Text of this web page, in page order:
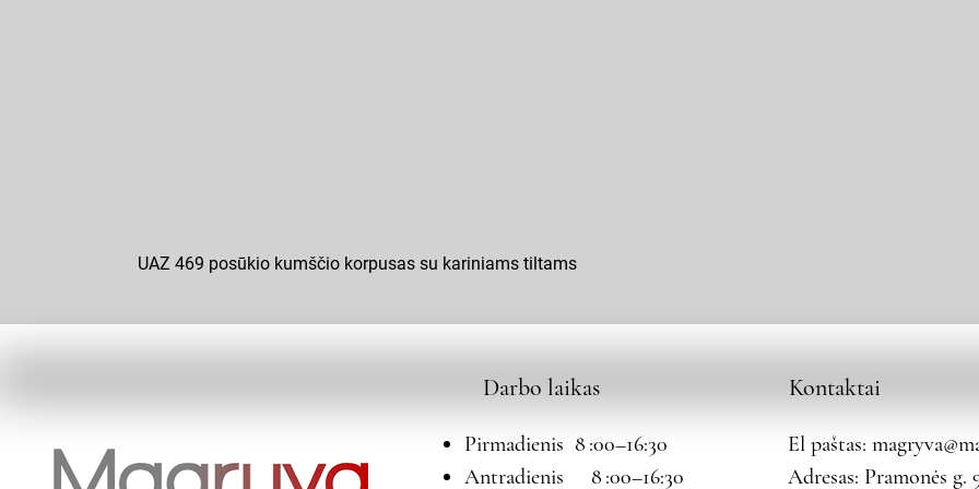
UAZ 469 posūkio kumščio korpusas su kariniams tiltams
Darbo laikas
Pirmadienis 8 :00–16:30
Antradienis 8 :00–16:30
Kontaktai
El paštas:
Adresas: Pramonės g.